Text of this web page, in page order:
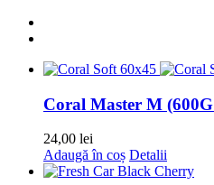
Coral Master M
24,00 lei
Adaugă în coș Detalii